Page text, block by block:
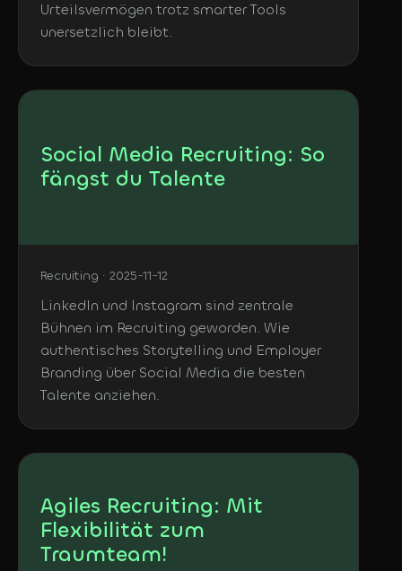
Urteilsvermögen trotz smarter Tools
unersetzlich bleibt.
Social Media Recruiting: So
fängst du Talente
Recruiting · 2025-11-12
LinkedIn und Instagram sind zentrale
Bühnen im Recruiting geworden. Wie
authentisches Storytelling und Employer
Branding über Social Media die besten
Talente anziehen.
Agiles Recruiting: Mit
Flexibilität zum
Traumteam!